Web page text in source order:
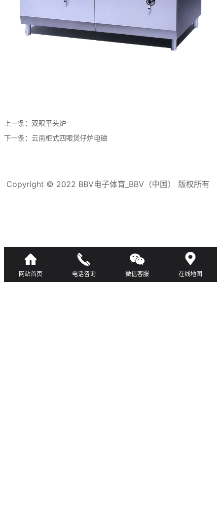
上一条： 双眼平头炉
下一条： 云南柜式四眼煲仔炉电磁
Copyright © 2022 BBV电子体育_BBV（中国） 版权所有
网站首页 电话咨询 微信客服 在线地图